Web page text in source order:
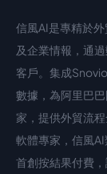
中文入口
信風AI是專精於
及企業情報，通
客戶。集成
數據，為阿里巴
家，提供外貿流
軟體專家，信風
首創按結果付費，